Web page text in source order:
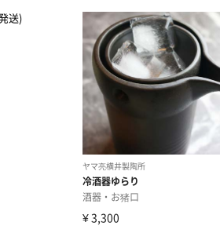
送)